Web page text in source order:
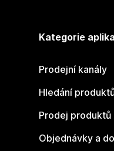
Kategorie
Prodejní kanály
Hledání
Prodej produktů
Objednávky a